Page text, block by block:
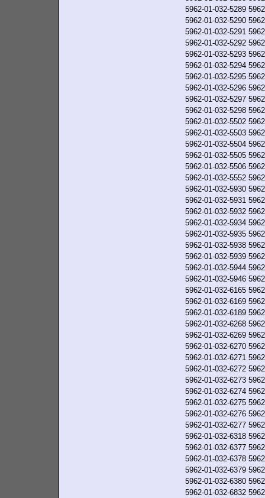
5962-01-032-5289
5962-01-032-5290
5962-01-032-5291
5962-01-032-5292
5962-01-032-5293
5962-01-032-5294
5962-01-032-5295
5962-01-032-5296
5962-01-032-5297
5962-01-032-5298
5962-01-032-5502
5962-01-032-5503
5962-01-032-5504
5962-01-032-5505
5962-01-032-5506
5962-01-032-5552
5962-01-032-5930
5962-01-032-5931
5962-01-032-5932
5962-01-032-5934
5962-01-032-5935
5962-01-032-5938
5962-01-032-5939
5962-01-032-5944
5962-01-032-5946
5962-01-032-6165
5962-01-032-6169
5962-01-032-6189
5962-01-032-6268
5962-01-032-6269
5962-01-032-6270
5962-01-032-6271
5962-01-032-6272
5962-01-032-6273
5962-01-032-6274
5962-01-032-6275
5962-01-032-6276
5962-01-032-6277
5962-01-032-6318
5962-01-032-6377
5962-01-032-6378
5962-01-032-6379
5962-01-032-6380
5962-01-032-6832